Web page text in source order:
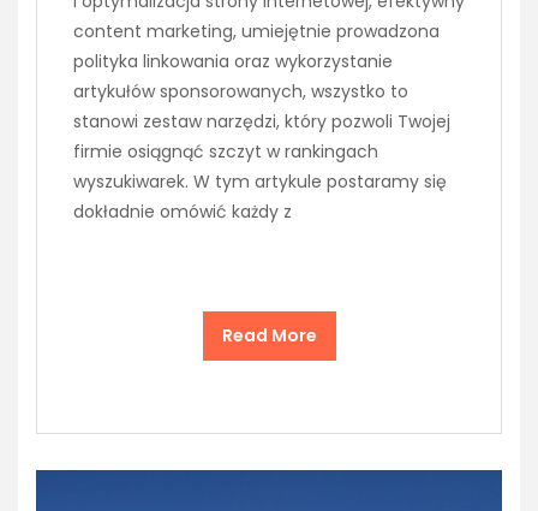
content marketing, umiejętnie prowadzona
polityka linkowania oraz wykorzystanie
artykułów sponsorowanych, wszystko to
stanowi zestaw narzędzi, który pozwoli Twojej
firmie osiągnąć szczyt w rankingach
wyszukiwarek. W tym artykule postaramy się
dokładnie omówić każdy z
Read More